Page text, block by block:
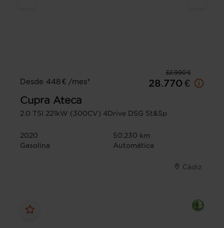
32.990 €
Desde 448 € /mes*
28.770 €
Cupra Ateca
2.0 TSI 221kW (300CV) 4Drive DSG St&Sp
2020
50.230 km
Gasolina
Automática
Cádiz